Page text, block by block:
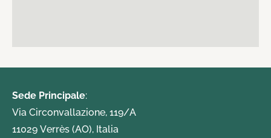
Sede Principale:
Via Circonvallazione, 119/A
11029 Verrès (AO), Italia